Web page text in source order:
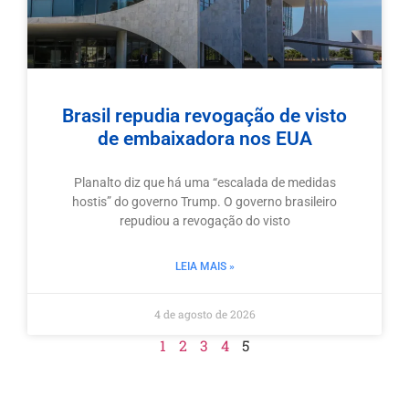
Brasil repudia revogação de visto
de embaixadora nos EUA
Planalto diz que há uma “escalada de medidas
hostis” do governo Trump. O governo brasileiro
repudiou a revogação do visto
LEIA MAIS »
4 de agosto de 2026
1 2 3 4 5